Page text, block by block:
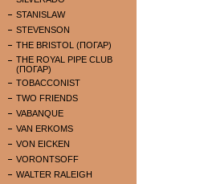
STANISLAW
STEVENSON
THE BRISTOL (ПОГАР)
THE ROYAL PIPE CLUB
(ПОГАР)
TOBACCONIST
TWO FRIENDS
VABANQUE
VAN ERKOMS
VON EICKEN
VORONTSOFF
WALTER RALEIGH